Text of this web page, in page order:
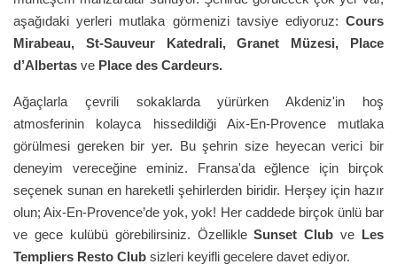
aşağıdaki yerleri mutlaka görmenizi tavsiye ediyoruz: Cours
Mirabeau, St-Sauveur Katedrali, Granet Müzesi, Place
d’Albertas ve Place des Cardeurs.
Ağaçlarla çevrili sokaklarda yürürken Akdeniz'in hoş
atmosferinin kolayca hissedildiği Aix-En-Provence mutlaka
görülmesi gereken bir yer. Bu şehrin size heyecan verici bir
deneyim vereceğine eminiz. Fransa'da eğlence için birçok
seçenek sunan en hareketli şehirlerden biridir. Herşey için hazır
olun; Aix-En-Provence’de yok, yok! Her caddede birçok ünlü bar
ve gece kulübü görebilirsiniz. ÖzellikleSunset Club ve Les
Templiers Resto Club sizleri keyifli gecelere davet ediyor.